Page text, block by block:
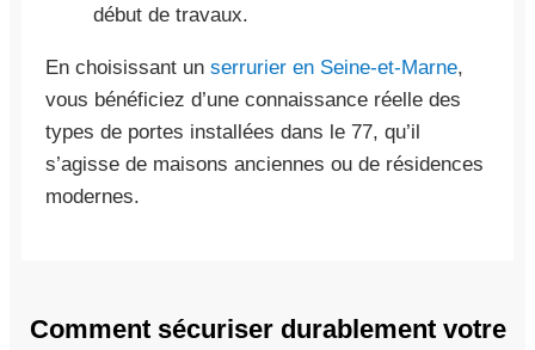
début de travaux.
En choisissant un serrurier en Seine-et-Marne,
vous bénéficiez d’une connaissance réelle des
types de portes installées dans le 77, qu’il
s’agisse de maisons anciennes ou de résidences
modernes.
Comment sécuriser durablement votre